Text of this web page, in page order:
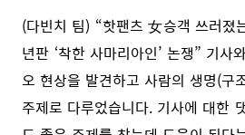
(다빈치 팀) “핫팬츠 女승객 쓰러
년판 ‘착한 사마리아인’ 논쟁” 기사
오 현상을 발견하고 사람의 생명(구
주제로 다루었습니다. 기사에 대한